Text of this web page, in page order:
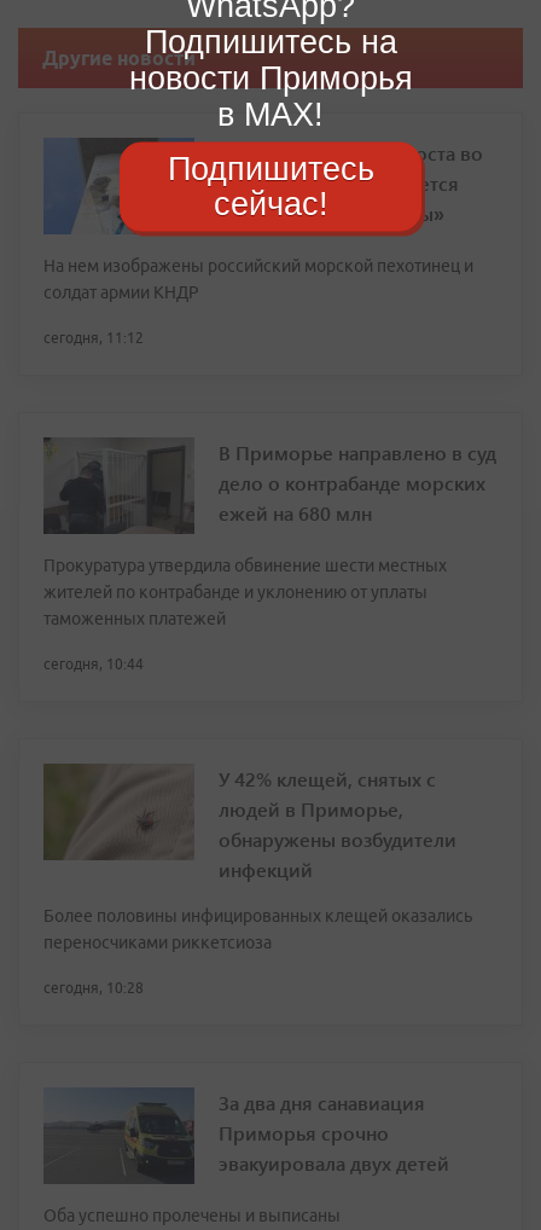
Другие новости
На опоре Золотого моста во
Владивостоке появляется
новый «Мурал Победы»
На нем изображены российский морской пехотинец и
солдат армии КНДР
сегодня, 11:12
В Приморье направлено в суд
дело о контрабанде морских
ежей на 680 млн
Прокуратура утвердила обвинение шести местных
жителей по контрабанде и уклонению от уплаты
таможенных платежей
сегодня, 10:44
У 42% клещей, снятых с
людей в Приморье,
обнаружены возбудители
инфекций
Более половины инфицированных клещей оказались
переносчиками риккетсиоза
сегодня, 10:28
За два дня санавиация
Приморья срочно
эвакуировала двух детей
Оба успешно пролечены и выписаны
Подпишитесь на
новости Приморья
в MAX!
Подпишитесь
сейчас!